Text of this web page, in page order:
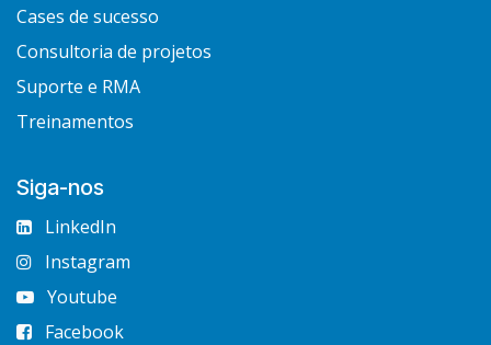
Cases de sucesso
Consultoria de projetos
Suporte e RMA
Treinamentos
Siga-nos
LinkedIn
Instagram
Youtube
Facebook